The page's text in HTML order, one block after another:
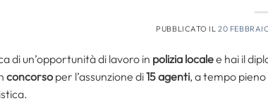
PUBBLICATO IL20
di un’opportunità di lavoro in polizia localee hai il
concorso per l’assunzione di15 agenti, a tempo